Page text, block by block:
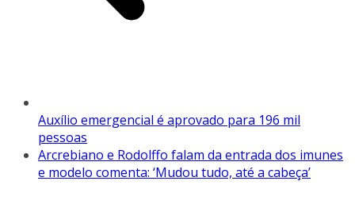
Auxílio emergencial é aprovado para 196 mil
pessoas
Arcrebiano e Rodolffo falam da entrada dos imunes
e modelo comenta: ‘Mudou tudo, até a cabeça’